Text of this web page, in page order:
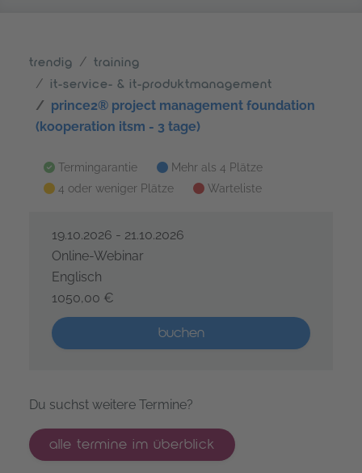
trendig
training
it-service- & it-produktmanagement
prince2® project management foundation
(kooperation itsm - 3 tage)
Termingarantie
Mehr als 4 Plätze
4 oder weniger Plätze
Warteliste
PRINCE2® Project Management Foundation –
19.10.2026 - 21.10.2026
Online-Webinar
Englisch
1050,00 €
Mehr als 5 Plätze verfügbar
buchen
Du suchst weitere Termine?
alle termine im überblick